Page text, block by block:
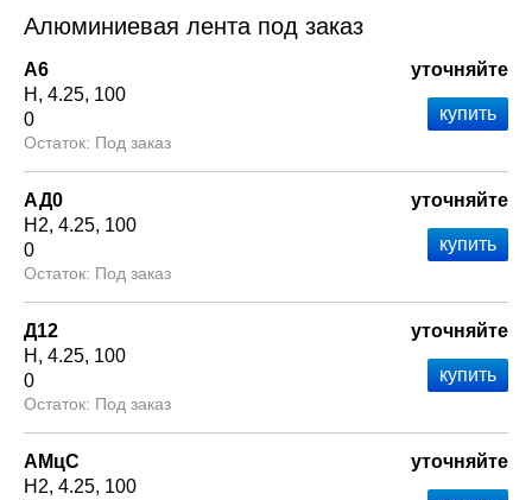
Алюминиевая лента под заказ
А6
Н
4.25 100
0
Под заказ
уточняйте
АД0
Н2 4.25 100
0
Под заказ
уточняйте
Д12
Н
4.25 100
0
Под заказ
уточняйте
АМцС
Н2 4.25 100
уточняйте